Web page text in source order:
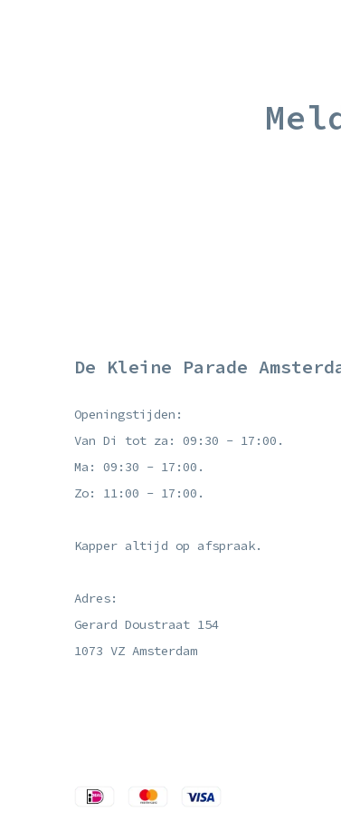
De Kleine Parade
Openingstijden:
Van Di tot za: 09:30 - 17:00.
Ma: 09:30 - 17:00.
Zo: 11:00 - 17:00.
Kapper altijd op afspraak.
Adres:
Gerard Doustraat 154
1073 VZ Amsterdam